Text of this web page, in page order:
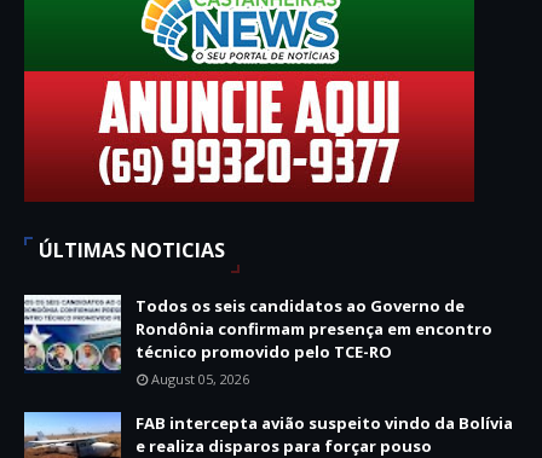
ÚLTIMAS NOTICIAS
Todos os seis candidatos ao Governo de
Rondônia confirmam presença em encontro
técnico promovido pelo TCE-RO
August 05, 2026
FAB intercepta avião suspeito vindo da Bolívia
e realiza disparos para forçar pouso